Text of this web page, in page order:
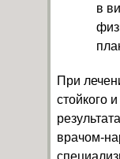
в
При
стойкого
врачом-